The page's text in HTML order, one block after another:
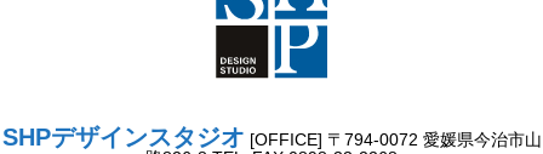
SHPデザインスタジオ [OFFICE] 〒794-0072 愛媛県今治市山